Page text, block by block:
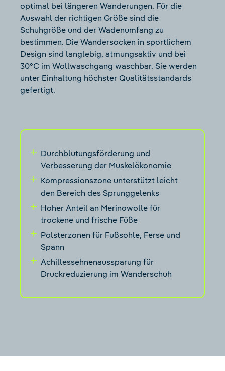
optimal bei längeren Wanderungen. Für die
Auswahl der richtigen Größe sind die
Schuhgröße und der Wadenumfang zu
bestimmen. Die Wandersocken in sportlichem
Design sind langlebig, atmungsaktiv und bei
30°C im Wollwaschgang waschbar. Sie werden
unter Einhaltung höchster Qualitätsstandards
gefertigt.
Durchblutungsförderung und
Verbesserung der Muskelökonomie
Kompressionszone unterstützt leicht
den Bereich des Sprunggelenks
Hoher Anteil an Merinowolle für
trockene und frische Füße
Polsterzonen für Fußsohle, Ferse und
Spann
Achillessehnenaussparung für
Druckreduzierung im Wanderschuh